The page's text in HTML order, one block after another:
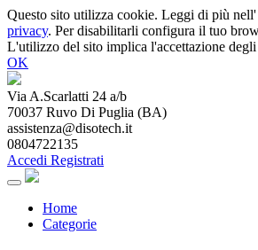
Questo sito utilizza cookie. Leggi di più nell'
privacy. Per disabilitarli configura il tuo
L'utilizzo del sito implica l'accettazione degli
OK
Via A.Scarlatti 24 a/b
70037 Ruvo Di Puglia (BA)
assistenza@disotech.it
0804722135
Accedi Registrati
Home
Categorie